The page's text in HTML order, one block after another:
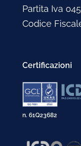
Partita Iva
Codice
Certificazioni
n. 61Q23682